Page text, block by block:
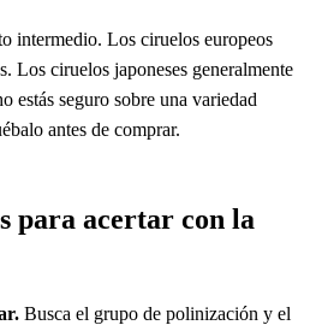
intermedio. Los ciruelos europeos
Los ciruelos japoneses generalmente
estás seguro sobre una variedad
antes de comprar.
para acertar con la
Busca el grupo de polinización y el